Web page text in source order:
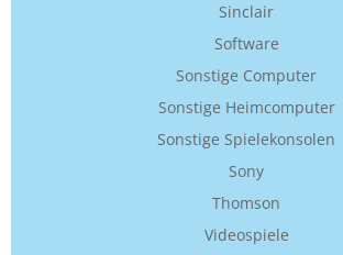
Sinclair
Software
Sonstige Computer
Sonstige Heimcomputer
Sonstige Spielekonsolen
Sony
Thomson
Videospiele